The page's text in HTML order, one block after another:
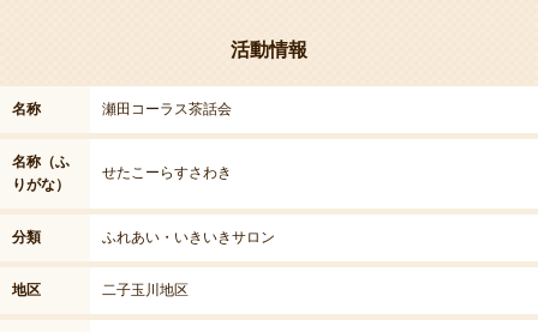
活動情報
名称 瀬田コーラス茶話会
名称（ふ
りがな）
せたこーらすさわき
分類 ふれあい・いきいきサロン
地区 二子玉川地区